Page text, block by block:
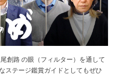
創路 の眼（フィルター）を通して
ステージ鑑賞ガイドとしてもぜひ